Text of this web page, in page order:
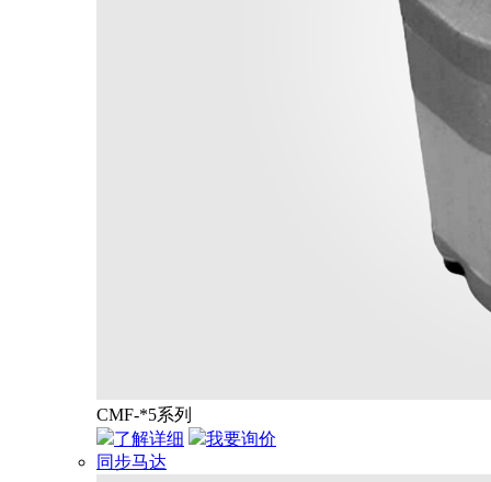
CMF-*5系列
了解详细
我要询价
同步马达